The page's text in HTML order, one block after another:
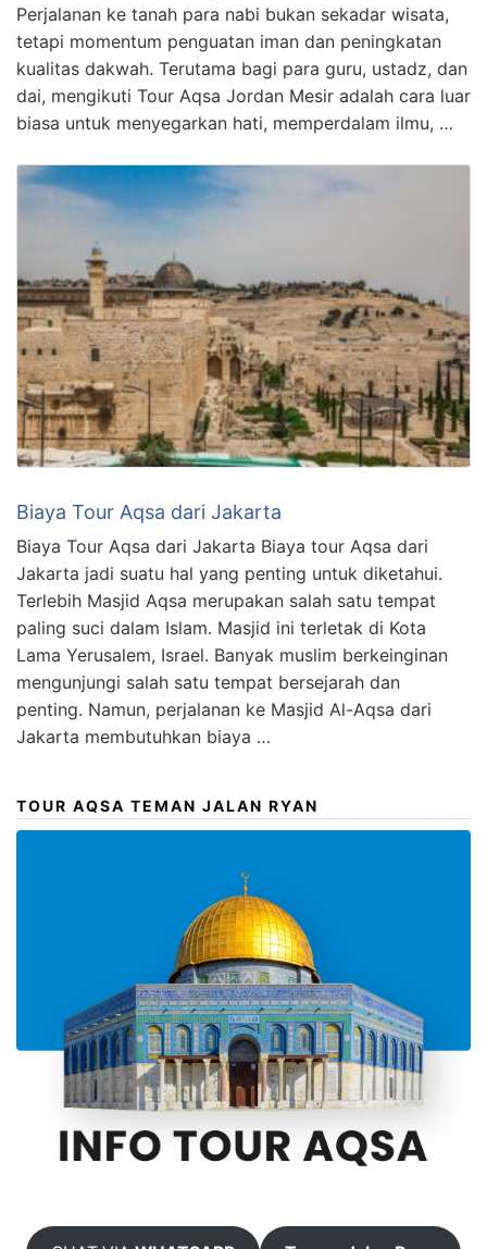
Perjalanan ke tanah para nabi bukan sekadar wisata,
tetapi momentum penguatan iman dan peningkatan
kualitas dakwah. Terutama bagi para guru, ustadz, dan
dai, mengikuti Tour Aqsa Jordan Mesir adalah cara luar
biasa untuk menyegarkan hati, memperdalam ilmu, …
Biaya Tour Aqsa dari Jakarta
Biaya Tour Aqsa dari Jakarta Biaya tour Aqsa dari
Jakarta jadi suatu hal yang penting untuk diketahui.
Terlebih Masjid Aqsa merupakan salah satu tempat
paling suci dalam Islam. Masjid ini terletak di Kota
Lama Yerusalem, Israel. Banyak muslim berkeinginan
mengunjungi salah satu tempat bersejarah dan
penting. Namun, perjalanan ke Masjid Al-Aqsa dari
Jakarta membutuhkan biaya …
TOUR AQSA TEMAN JALAN RYAN